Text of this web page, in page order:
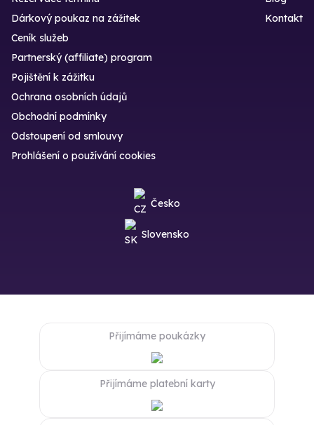
Dárkový poukaz na zážitek
Kontakt
Ceník služeb
Partnerský (affiliate) program
Pojištění k zážitku
Ochrana osobních údajů
Obchodní podmínky
Odstoupení od smlouvy
Prohlášení o používání cookies
Česko
Slovensko
Přijímáme poukázky
Přijímáme platební karty